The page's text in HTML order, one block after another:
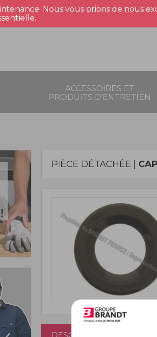
Nous vous prions de nous
ACCESSOIRES ET
PRODUITS D'ENTRETIEN
PIÈCE DÉTACHÉE |